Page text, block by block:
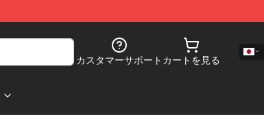
カスタマーサポート カートを見る